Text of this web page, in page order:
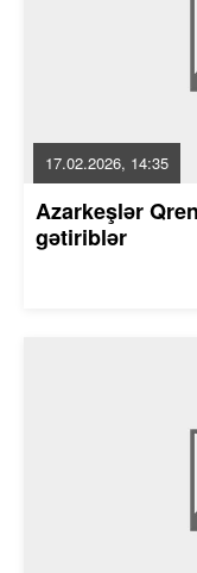
17.02.2026, 14:35
Azarkeşlər
gətiriblər